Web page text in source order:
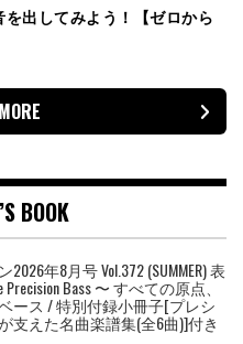
出してみよう！【ゼロから
BOOK
年8月号 Vol.372 (SUMMER) 表
Bass 〜 すべての原点、
ース / 特別付録小冊子[プレシ
支えた名曲楽譜集(全6曲)]付き